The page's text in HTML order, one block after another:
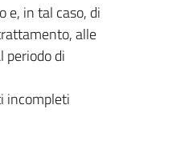
e, in tal caso, di
alle
periodo di
incompleti